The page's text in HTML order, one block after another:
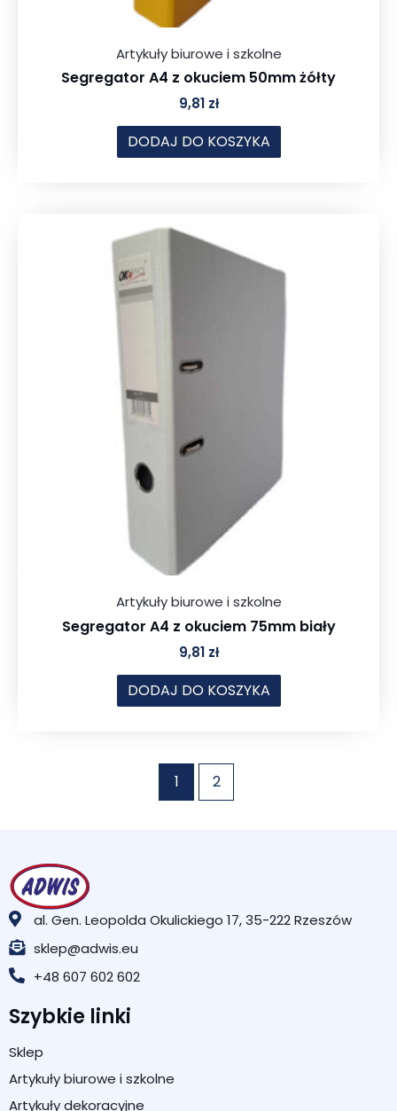
Artykuły biurowe i szkolne
Segregator A4 z okuciem 50mm żółty
9,81 zł
DODAJ DO KOSZYKA
Artykuły biurowe i szkolne
Segregator A4 z okuciem 75mm biały
9,81 zł
DODAJ DO KOSZYKA
1 2
al. Gen. Leopolda Okulickiego 17, 35-222 Rzeszów
sklep@adwis.eu
+48 607 602 602
Szybkie linki
Sklep
Artykuły biurowe i szkolne
Artykuły dekoracyjne